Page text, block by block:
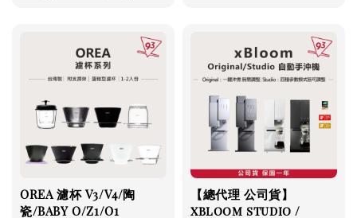
OREA 濾杯 V3/V4/陶
瓷/BABY O/Z1/O1
【總代理 公司貨】
xbloom studio /